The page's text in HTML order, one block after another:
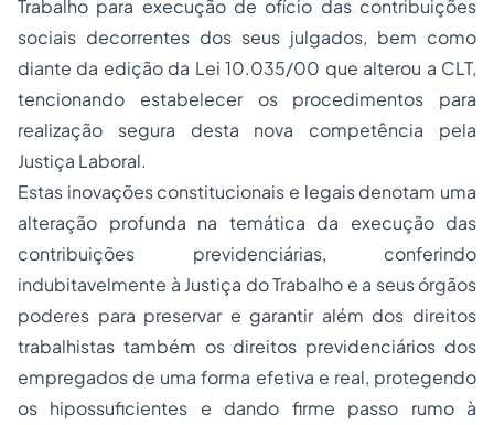
Trabalho para execução de ofício das contribuições
sociais decorrentes dos seus julgados, bem como
diante da edição da Lei 10.035/00 que alterou a CLT,
tencionando estabelecer os procedimentos para
realização segura desta nova competência pela
Justiça Laboral.
Estas inovações constitucionais e legais denotam uma
alteração profunda na temática da execução das
contribuições previdenciárias, conferindo
indubitavelmente à Justiça do Trabalho e a seus órgãos
poderes para preservar e garantir além dos direitos
trabalhistas também os direitos previdenciários dos
empregados de uma forma efetiva e real, protegendo
os hipossuficientes e dando firme passo rumo à